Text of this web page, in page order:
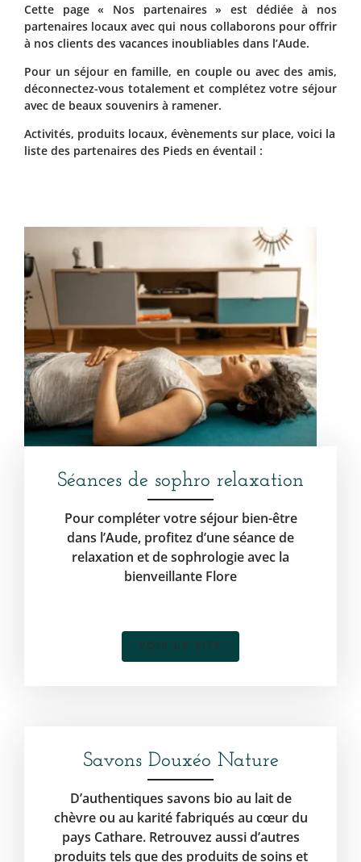
Cette page « Nos partenaires » est dédiée à nos
partenaires locaux avec qui nous collaborons pour offrir
à nos clients des vacances inoubliables dans l’Aude.
Pour un séjour en famille, en couple ou avec des amis,
déconnectez-vous totalement et complétez votre séjour
avec de beaux souvenirs à ramener.
Activités, produits locaux, évènements sur place, voici la
liste des partenaires des Pieds en éventail :
Séances de sophro relaxation
Pour compléter votre séjour bien-être
dans l’Aude, profitez d’une séance de
relaxation et de sophrologie avec la
bienveillante Flore
VOIR LE SITE
Savons Douxéo Nature
D’authentiques savons bio au lait de
chèvre ou au karité fabriqués au cœur du
pays Cathare. Retrouvez aussi d’autres
produits tels que des produits de soins et